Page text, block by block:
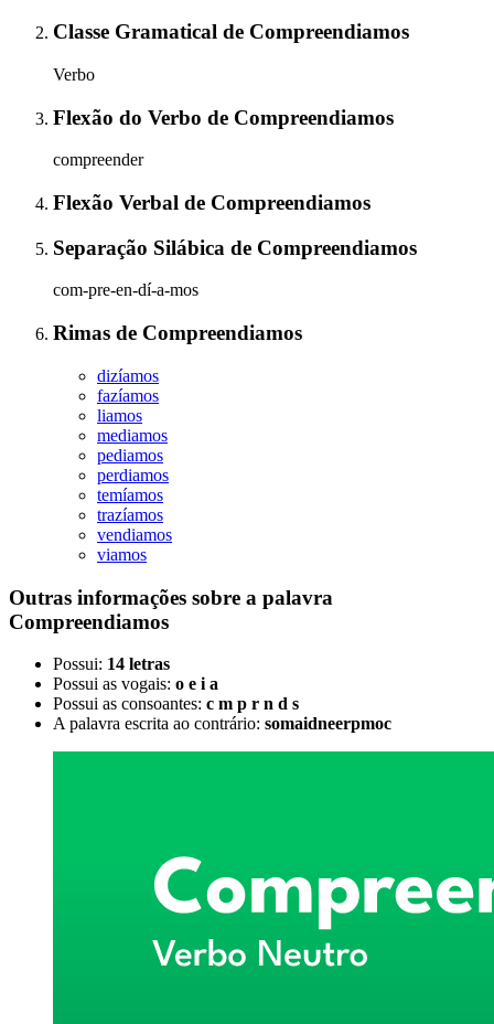
Classe Gramatical de Compreendiamos
Verbo
Flexão do Verbo de Compreendiamos
compreender
Flexão Verbal de Compreendiamos
Separação Silábica de Compreendiamos
com-pre-en-dí-a-mos
Rimas de Compreendiamos
dizíamos
fazíamos
liamos
mediamos
pediamos
perdiamos
temíamos
trazíamos
vendiamos
viamos
Outras informações sobre a palavra
Compreendiamos
Possui: 14 letras
Possui as vogais: o e i a
Possui as consoantes: c m p r n d s
A palavra escrita ao contrário: somaidneerpmoc